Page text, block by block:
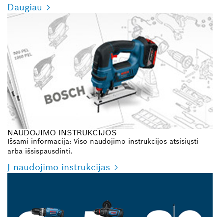
Daugiau
NAUDOJIMO INSTRUKCIJOS
Išsami informacija: Viso naudojimo instrukcijos atsisiųsti
arba išsispausdinti.
Į naudojimo instrukcijas